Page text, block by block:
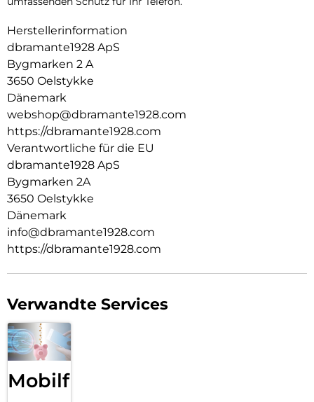
Herstellerinformation
dbramante1928 ApS
Bygmarken 2 A
3650 Oelstykke
Dänemark
webshop@dbramante1928.com
https://dbramante1928.com
Verantwortliche für die EU
dbramante1928 ApS
Bygmarken 2A
3650 Oelstykke
Dänemark
info@dbramante1928.com
https://dbramante1928.com
Verwandte Services
Mobilfunk